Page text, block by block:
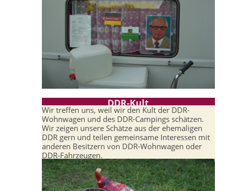
DDR-Kult
Wir treffen uns, weil wir den Kult der DDR-
Wohnwagen und des DDR-Campings schätzen.
Wir zeigen unsere Schätze aus der ehemaligen
DDR gern und teilen gemeinsame Interessen mit
anderen Besitzern von DDR-Wohnwagen oder
DDR-Fahrzeugen.